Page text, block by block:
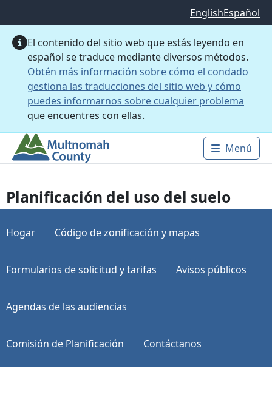
EnglishEspañol
El contenido del sitio web que estás leyendo en
español se traduce mediante diversos métodos.
Obtén más información sobre cómo el condado
gestiona las traducciones del sitio web y cómo
puedes informarnos sobre cualquier problema
que encuentres con ellas.
Main
Menú
Planificación del uso del suelo
Hogar Código de zonificación y mapas
Formularios de solicitud y tarifas Avisos públicos
Agendas de las audiencias
Comisión de Planificación Contáctanos